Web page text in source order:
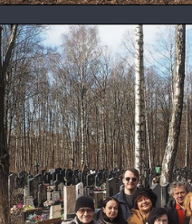
У могилы Валентина Самарина